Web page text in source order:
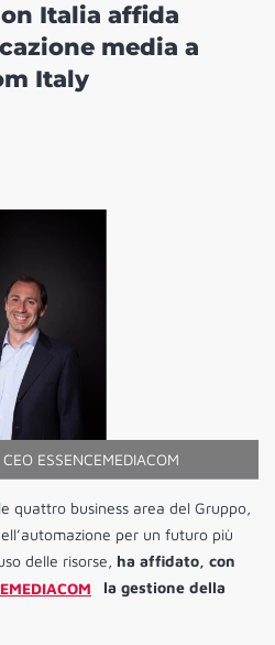
Italia affida
media a
Italy
ESSENCEMEDIACOM
quattro business area del Gruppo,
per un futuro più
delle risorse, ha affidato, con
la gestione della